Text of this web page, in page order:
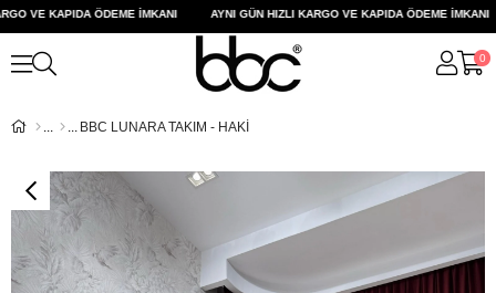
VE KAPIDA ÖDEME İMKANI AYNI GÜN HIZLI KARGO VE KAPIDA ÖDEME İMKANI
0
BBC LUNARA TAKIM - HAKİ